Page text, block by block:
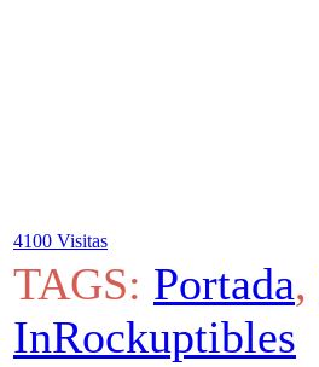
4100 Visitas
TAGS: Portada,
InRockuptibles